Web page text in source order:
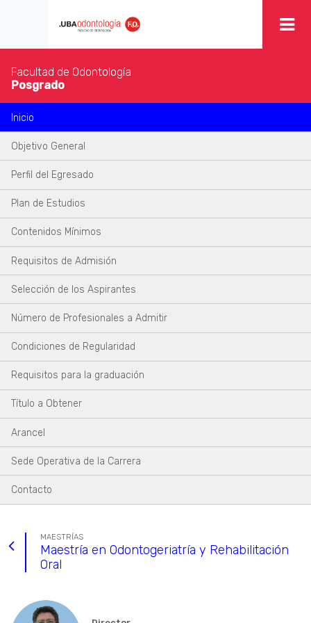
Facultad de Odontología
Posgrado
Inicio
Objetivo General
Perfil del Egresado
Plan de Estudios
Contenidos Mínimos
Requisitos de Admisión
Selección de los Aspirantes
Número de Profesionales a Admitir
Condiciones de Regularidad
Requisitos para la graduación
Título a Obtener
Arancel
Sede Operativa de la Carrera
Contacto
MAESTRÍAS
Maestría en Odontogeriatría y Rehabilitación
Oral